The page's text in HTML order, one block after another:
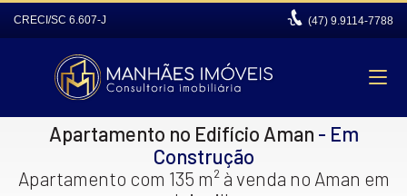
CRECI/SC 6.607-J (47) 9.9114-7788
Apartamento no Edifício Aman - Em
Construção
Apartamento com 135 m² à venda no Aman em